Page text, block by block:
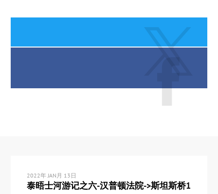
2022年 JAN月 13日
泰晤士河游记之六-汉普顿法院->斯坦斯桥1